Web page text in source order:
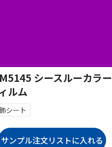
シースルーカラー
ルム
シート